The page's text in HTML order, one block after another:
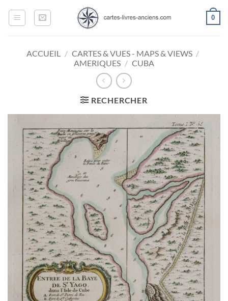
0
ACCUEIL / CARTES & VUES - MAPS & VIEWS /
AMERIQUES / CUBA
RECHERCHER
Ajouter
à la
wishlist